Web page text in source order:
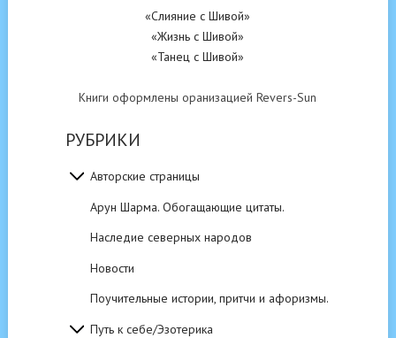
«Слияние с Шивой»
«Жизнь с Шивой»
«Танец с Шивой»
Книги оформлены оранизацией Revers-Sun
РУБРИКИ
Авторские страницы
Арун Шарма. Обогащающие цитаты.
Наследие северных народов
Новости
Поучительные истории, притчи и афоризмы.
Путь к себе/Эзотерика